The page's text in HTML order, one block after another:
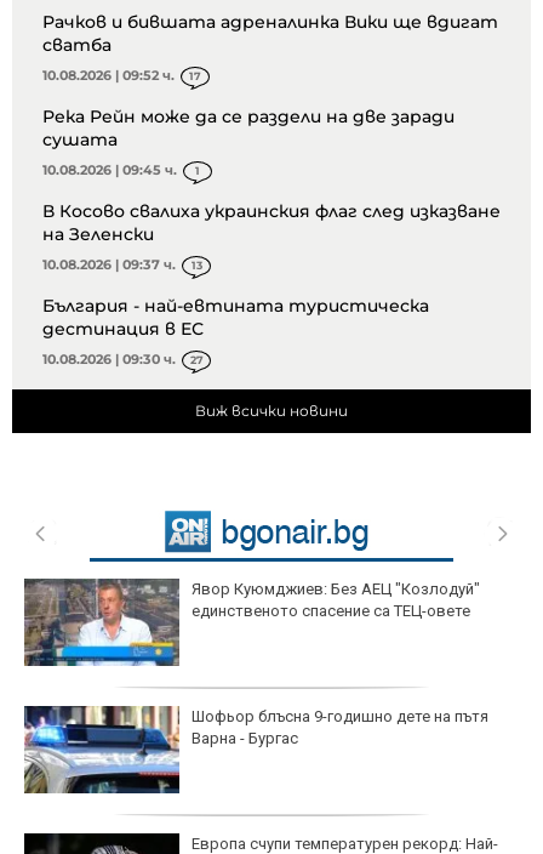
Рачков и бившата адреналинка Вики ще вдигат
сватба
10.08.2026 | 09:52 ч. 17
Река Рейн може да се раздели на две заради
сушата
10.08.2026 | 09:45 ч. 1
В Косово свалиха украинския флаг след изказване
на Зеленски
10.08.2026 | 09:37 ч. 13
България - най-евтината туристическа
дестинация в ЕС
10.08.2026 | 09:30 ч. 27
Виж всички новини
Явор Куюмджиев: Без АЕЦ "Козлодуй"
единственото спасение са ТЕЦ-овете
Шофьор блъсна 9-годишно дете на пътя
Варна - Бургас
Европа счупи температурен рекорд: Най-